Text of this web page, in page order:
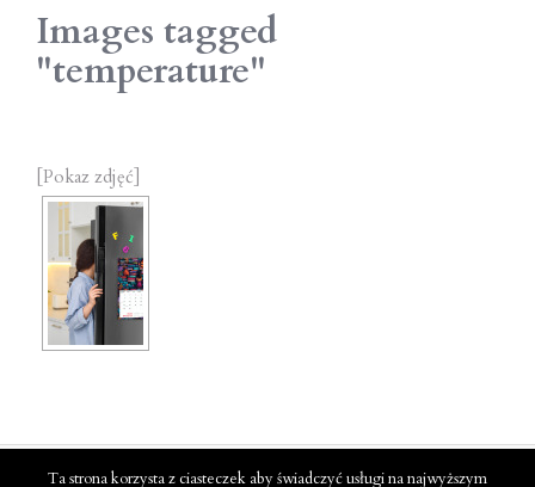
Images tagged
"temperature"
[Pokaz zdjęć]
© KALPOL.BIS 2022
Ta strona korzysta z ciasteczek aby świadczyć usługi na najwyższym